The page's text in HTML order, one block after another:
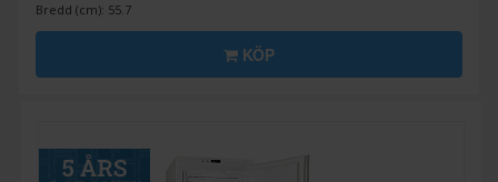
Bredd (cm): 55.7
KÖP